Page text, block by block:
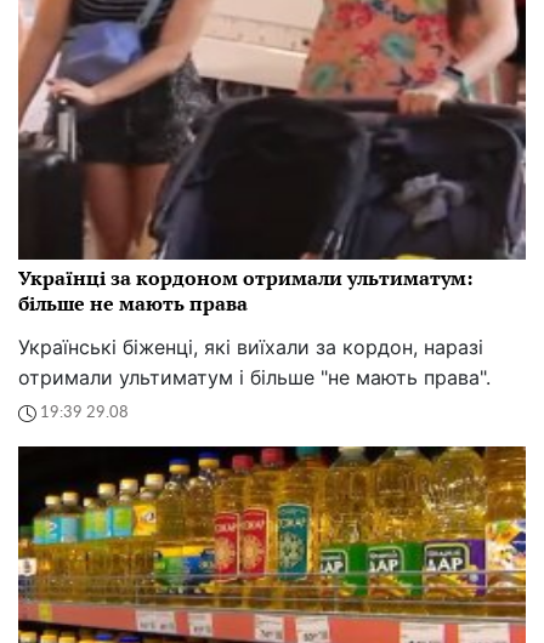
Українці за кордоном отримали ультиматум:
більше не мають права
Українські біженці, які виїхали за кордон, наразі
отримали ультиматум і більше "не мають права".
19:39 29.08